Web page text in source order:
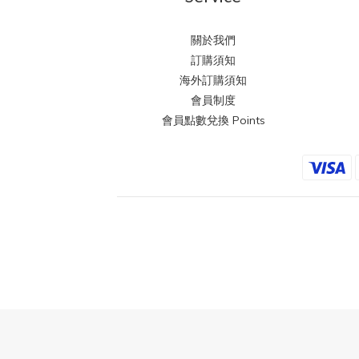
關於我們
訂購須知
海外訂購須知
會員制度
會員點數兌換 Points